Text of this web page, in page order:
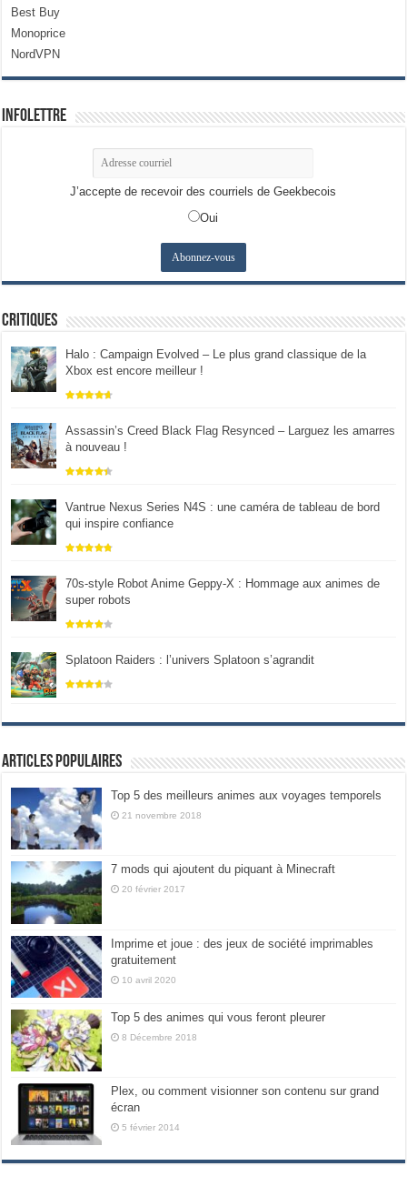
Best Buy
Monoprice
NordVPN
Infolettre
J’accepte de recevoir des courriels de Geekbecois
Oui
Critiques
Halo : Campaign Evolved – Le plus grand classique de la
Xbox est encore meilleur !
Assassin’s Creed Black Flag Resynced – Larguez les amarres
à nouveau !
Vantrue Nexus Series N4S : une caméra de tableau de bord
qui inspire confiance
70s-style Robot Anime Geppy-X : Hommage aux animes de
super robots
Splatoon Raiders : l’univers Splatoon s’agrandit
Articles populaires
Top 5 des meilleurs animes aux voyages temporels
21 novembre 2018
7 mods qui ajoutent du piquant à Minecraft
20 février 2017
Imprime et joue : des jeux de société imprimables
gratuitement
10 avril 2020
Top 5 des animes qui vous feront pleurer
8 Décembre 2018
Plex, ou comment visionner son contenu sur grand
écran
5 février 2014